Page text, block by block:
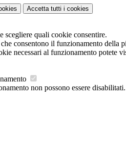
Accetta tutti i cookies
scegliere quali cookie consentire.
consentono il funzionamento della
necessari al funzionamento potete
non possono essere